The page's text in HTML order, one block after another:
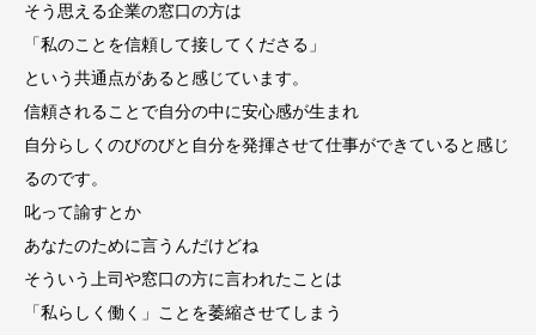
そう思える企業の窓口の方は
「私のことを信頼して接してくださる」
という共通点があると感じています。
信頼されることで自分の中に安心感が生まれ
自分らしくのびのびと自分を発揮させて仕事ができていると感じ
るのです。
叱って諭すとか
あなたのために言うんだけどね
そういう上司や窓口の方に言われたことは
「私らしく働く」ことを萎縮させてしまう